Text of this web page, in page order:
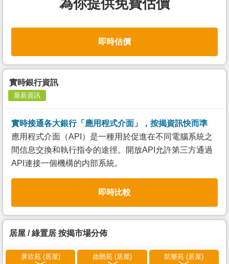
為你提供免費估價
即時估價
實時銀行資訊
最新資訊
實時接通各大銀行「應用程式介面」，按揭資訊快而準
應用程式介面（API）是一種用於促進在不同電腦系統之
間信息交換和執行指令的途徑。開放API允許第三方通過
API連接一個機構的内部系統。
即時比較
居屋 / 綠置居 按揭市場分佈
屏欣苑 (居屋) 啟朗苑 (居屋) 凱樂苑 (居屋)